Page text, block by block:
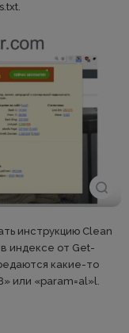
инструкцию Clean
индексе от Get-
какие-то
или «param=al»l.